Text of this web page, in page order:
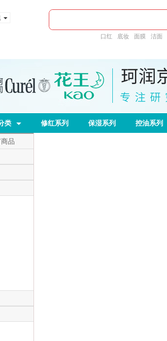
口红 底妆 面膜 洁面
类 修红系列 保湿系列 控油系列
品